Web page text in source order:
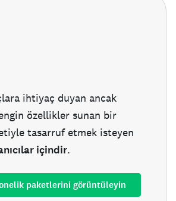
ihtiyaç duyan ancak
özellikler sunan bir
tasarruf etmek isteyen
içindir.
paketlerini görüntüleyin